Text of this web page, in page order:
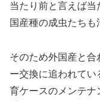
当たり前と言えば
国産種の成虫たちも
そのため外国産と合
ー交換に追われて
育ケースのメンテナ